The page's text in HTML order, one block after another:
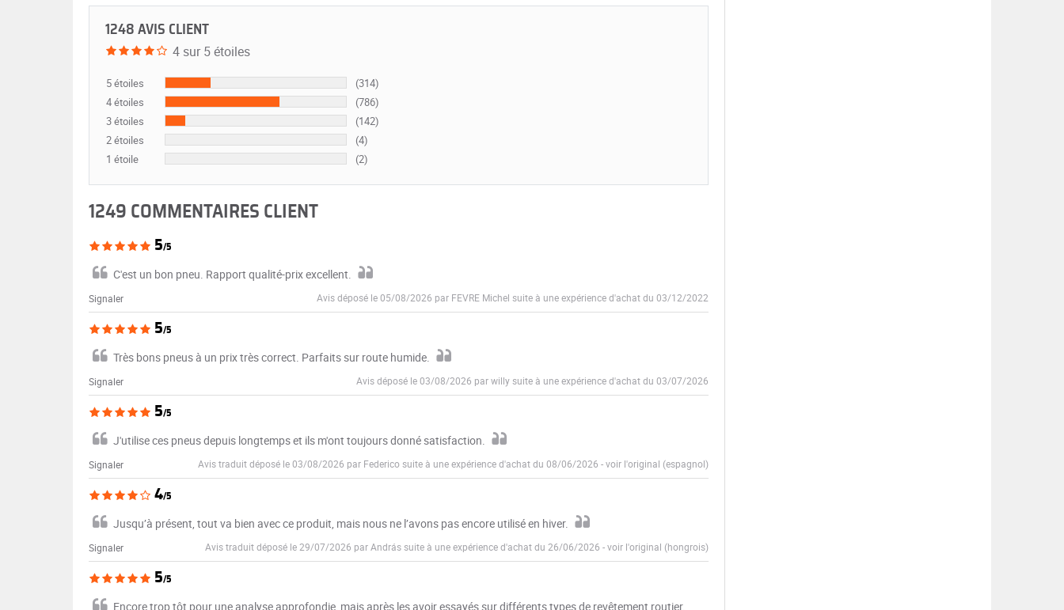
1248 AVIS CLIENT
4 sur 5 étoiles
5 étoiles
(314)
4 étoiles
(786)
3 étoiles
(142)
2 étoiles
(4)
1 étoile
(2)
1249 COMMENTAIRES CLIENT
5/5
C'est un bon pneu. Rapport qualité-prix excellent.
Signaler Avis déposé le 05/08/2026 par FEVRE Michel suite à une expérience d'achat du 03/12/2022
5/5
Très bons pneus à un prix très correct. Parfaits sur route humide.
Signaler Avis déposé le 03/08/2026 par willy suite à une expérience d'achat du 03/07/2026
5/5
J'utilise ces pneus depuis longtemps et ils m'ont toujours donné satisfaction.
Signaler Avis traduit déposé le 03/08/2026 par Federico suite à une expérience d'achat du 08/06/2026 -voir l'original (espagnol)
4/5
Jusqu’à présent, tout va bien avec ce produit, mais nous ne l’avons pas encore utilisé en hiver.
Signaler Avis traduit déposé le 29/07/2026 par András suite à une expérience d'achat du 26/06/2026 -voir l'original (hongrois)
5/5
Encore trop tôt pour une analyse approfondie, mais après les avoir essayés sur différents types de revêtement routier,